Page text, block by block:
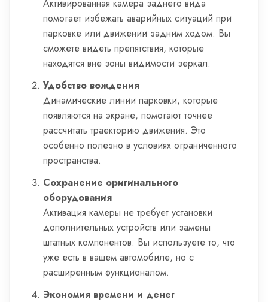
Активированная камера заднего вида
помогает избежать аварийных ситуаций при
парковке или движении задним ходом. Вы
сможете видеть препятствия, которые
находятся вне зоны видимости зеркал.
Удобство вождения
Динамические линии парковки, которые
появляются на экране, помогают точнее
рассчитать траекторию движения. Это
особенно полезно в условиях ограниченного
пространства.
Сохранение оригинального
оборудования
Активация камеры не требует установки
дополнительных устройств или замены
штатных компонентов. Вы используете то, что
уже есть в вашем автомобиле, но с
расширенным функционалом.
Экономия времени и денег